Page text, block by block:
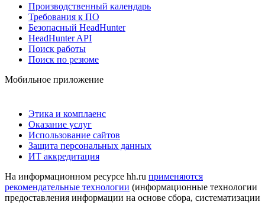
Производственный календарь
Требования к ПО
Безопасный HeadHunter
HeadHunter API
Поиск работы
Поиск по резюме
Мобильное приложение
Этика и комплаенс
Оказание услуг
Использование сайтов
Защита персональных данных
ИТ аккредитация
На информационном ресурсе hh.ru применяются
рекомендательные технологии (информационные технологии
предоставления информации на основе сбора, систематизации